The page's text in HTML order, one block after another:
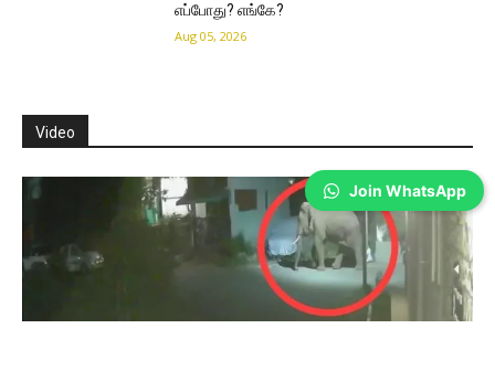
எப்போது? எங்கே?
Aug 05, 2026
Video
Join WhatsApp